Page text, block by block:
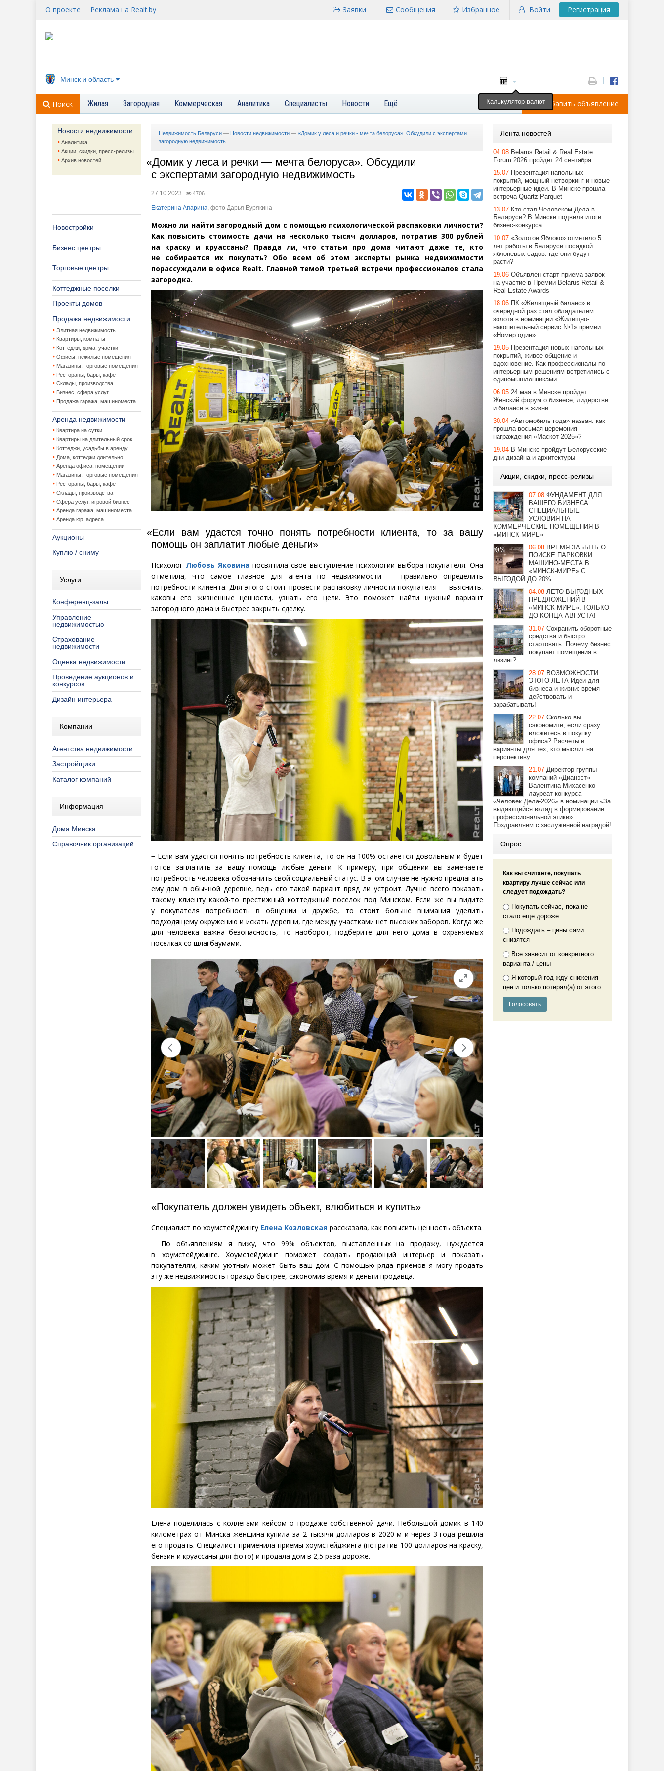
О проекте Реклама на Realt.by Войти Регистрация
Избранное
Сообщения
Заявки
Минск и область
Поиск Жилая Загородная Коммерческая Аналитика Специалисты Новости Ещё Добавить объявление
Новости недвижимости
Аналитика
Акции, скидки, пресс-релизы
Архив новостей
Новостройки
Бизнес центры
Торговые центры
Коттеджные поселки
Проекты домов
Продажа недвижимости
Элитная недвижимость
Квартиры, комнаты
Коттеджи, дома, участки
Офисы, нежилые помещения
Магазины, торговые помещения
Рестораны, бары, кафе
Склады, производства
Бизнес, сфера услуг
Продажа гаража, машиноместа
Аренда недвижимости
Квартира на сутки
Квартиры на длительный срок
Коттеджи, усадьбы в аренду
Дома, коттеджи длительно
Аренда офиса, помещений
Магазины, торговые помещения
Рестораны, бары, кафе
Склады, производства
Сфера услуг, игровой бизнес
Аренда гаража, машиноместа
Аренда юр. адреса
Аукционы
Куплю / сниму
Услуги
Конференц-залы
Управление
недвижимостью
Страхование
недвижимости
Оценка недвижимости
Проведение аукционов и
конкурсов
Дизайн интерьера
Компании
Агентства недвижимости
Застройщики
Каталог компаний
Информация
Дома Минска
Справочник организаций
Недвижимость Беларуси — Новости недвижимости — «Домик у леса и речки - мечта белоруса». Обсудили с экспертами
загородную недвижимость
«Домик у леса и речки — мечта белоруса». Обсудили
с экспертами загородную недвижимость
27.10.2023 4706
Екатерина Апарина, фото Дарья Бурякина
Можно ли найти загородный дом с помощью психологической распаковки личности?
Как повысить стоимость дачи на несколько тысяч долларов, потратив 300 рублей
на краску и круассаны? Правда ли, что статьи про дома читают даже те, кто
не собирается их покупать? Обо всем об этом эксперты рынка недвижимости
порассуждали в офисе Realt. Главной темой третьей встречи профессионалов стала
загородка.
«Если вам удастся точно понять потребности клиента, то за вашу
помощь он заплатит любые деньги»
Психолог Любовь Яковина посвятила свое выступление психологии выбора покупателя. Она
отметила, что самое главное для агента по недвижимости — правильно определить
потребности клиента. Для этого стоит провести распаковку личности покупателя — выяснить,
каковы его жизненные ценности, узнать его цели. Это поможет найти нужный вариант
загородного дома и быстрее закрыть сделку.
− Если вам удастся понять потребность клиента, то он на 100% останется довольным и будет
готов заплатить за вашу помощь любые деньги. К примеру, при общении вы замечаете
потребность человека обозначить свой социальный статус. В этом случае не нужно предлагать
ему дом в обычной деревне, ведь его такой вариант вряд ли устроит. Лучше всего показать
такому клиенту какой-то престижный коттеджный поселок под Минском. Если же вы видите
у покупателя потребность в общении и дружбе, то стоит больше внимания уделить
подходящему окружению и искать деревни, где между участками нет высоких заборов. Когда же
для человека важна безопасность, то наоборот, подберите для него дома в охраняемых
поселках со шлагбаумами.
«Покупатель должен увидеть объект, влюбиться и купить»
Специалист по хоумстейджингу Елена Козловская рассказала, как повысить ценность объекта.
− По объявлениям я вижу, что 99% объектов, выставленных на продажу, нуждается
в хоумстейджинге. Хоумстейджинг поможет создать продающий интерьер и показать
покупателям, каким уютным может быть ваш дом. С помощью ряда приемов я могу продать
эту же недвижимость гораздо быстрее, сэкономив время и деньги продавца.
Елена поделилась с коллегами кейсом о продаже собственной дачи. Небольшой домик в 140
километрах от Минска женщина купила за 2 тысячи долларов в 2020-м и через 3 года решила
его продать. Специалист применила приемы хоумстейджинга (потратив 100 долларов на краску,
бензин и круассаны для фото) и продала дом в 2,5 раза дороже.
Лента новостей
04.08 Belarus Retail & Real Estate
Forum 2026 пройдет 24 сентября
15.07 Презентация напольных
покрытий, мощный нетворкинг и новые
интерьерные идеи. В Минске прошла
встреча Quartz Parquet
13.07 Кто стал Человеком Дела в
Беларуси? В Минске подвели итоги
бизнес-конкурса
10.07 «Золотое Яблоко» отметило 5
лет работы в Беларуси посадкой
яблоневых садов: где они будут
расти?
19.06 Объявлен старт приема заявок
на участие в Премии Belarus Retail &
Real Estate Awards
18.06 ПК «Жилищный баланс» в
очередной раз стал обладателем
золота в номинации «Жилищно-
накопительный сервис №1» премии
«Номер один»
19.05 Презентация новых напольных
покрытий, живое общение и
вдохновение. Как профессионалы по
интерьерным решениям встретились с
единомышленниками
06.05 24 мая в Минске пройдет
Женский форум о бизнесе, лидерстве
и балансе в жизни
30.04 «Автомобиль года» назван: как
прошла восьмая церемония
награждения «Маскот-2025»?
19.04 В Минске пройдут Белорусские
дни дизайна и архитектуры
Акции, скидки, пресс-релизы
07.08 ФУНДАМЕНТ ДЛЯ
ВАШЕГО БИЗНЕСА:
СПЕЦИАЛЬНЫЕ
УСЛОВИЯ НА
КОММЕРЧЕСКИЕ ПОМЕЩЕНИЯ В
«МИНСК-МИРЕ»
06.08 ВРЕМЯ ЗАБЫТЬ О
ПОИСКЕ ПАРКОВКИ:
МАШИНО-МЕСТА В
«МИНСК-МИРЕ» С
ВЫГОДОЙ ДО 20%
04.08 ЛЕТО ВЫГОДНЫХ
ПРЕДЛОЖЕНИЙ В
«МИНСК-МИРЕ». ТОЛЬКО
ДО КОНЦА АВГУСТА!
31.07 Сохранить оборотные
средства и быстро
стартовать. Почему бизнес
покупает помещения в
лизинг?
28.07 ВОЗМОЖНОСТИ
ЭТОГО ЛЕТА Идеи для
бизнеса и жизни: время
действовать и
зарабатывать!
22.07 Сколько вы
сэкономите, если сразу
вложитесь в покупку
офиса? Расчеты и
варианты для тех, кто мыслит на
перспективу
21.07 Директор группы
компаний «Дианэст»
Валентина Михасенко —
лауреат конкурса
«Человек Дела-2026» в номинации «За
выдающийся вклад в формирование
профессиональной этики».
Поздравляем с заслуженной наградой!
Опрос
Как вы считаете, покупать
квартиру лучше сейчас или
следует подождать?
Покупать сейчас, пока не
стало еще дороже
Подождать – цены сами
снизятся
Все зависит от конкретного
варианта / цены
Я который год жду снижения
цен и только потерял(а) от этого
Калькулятор валют